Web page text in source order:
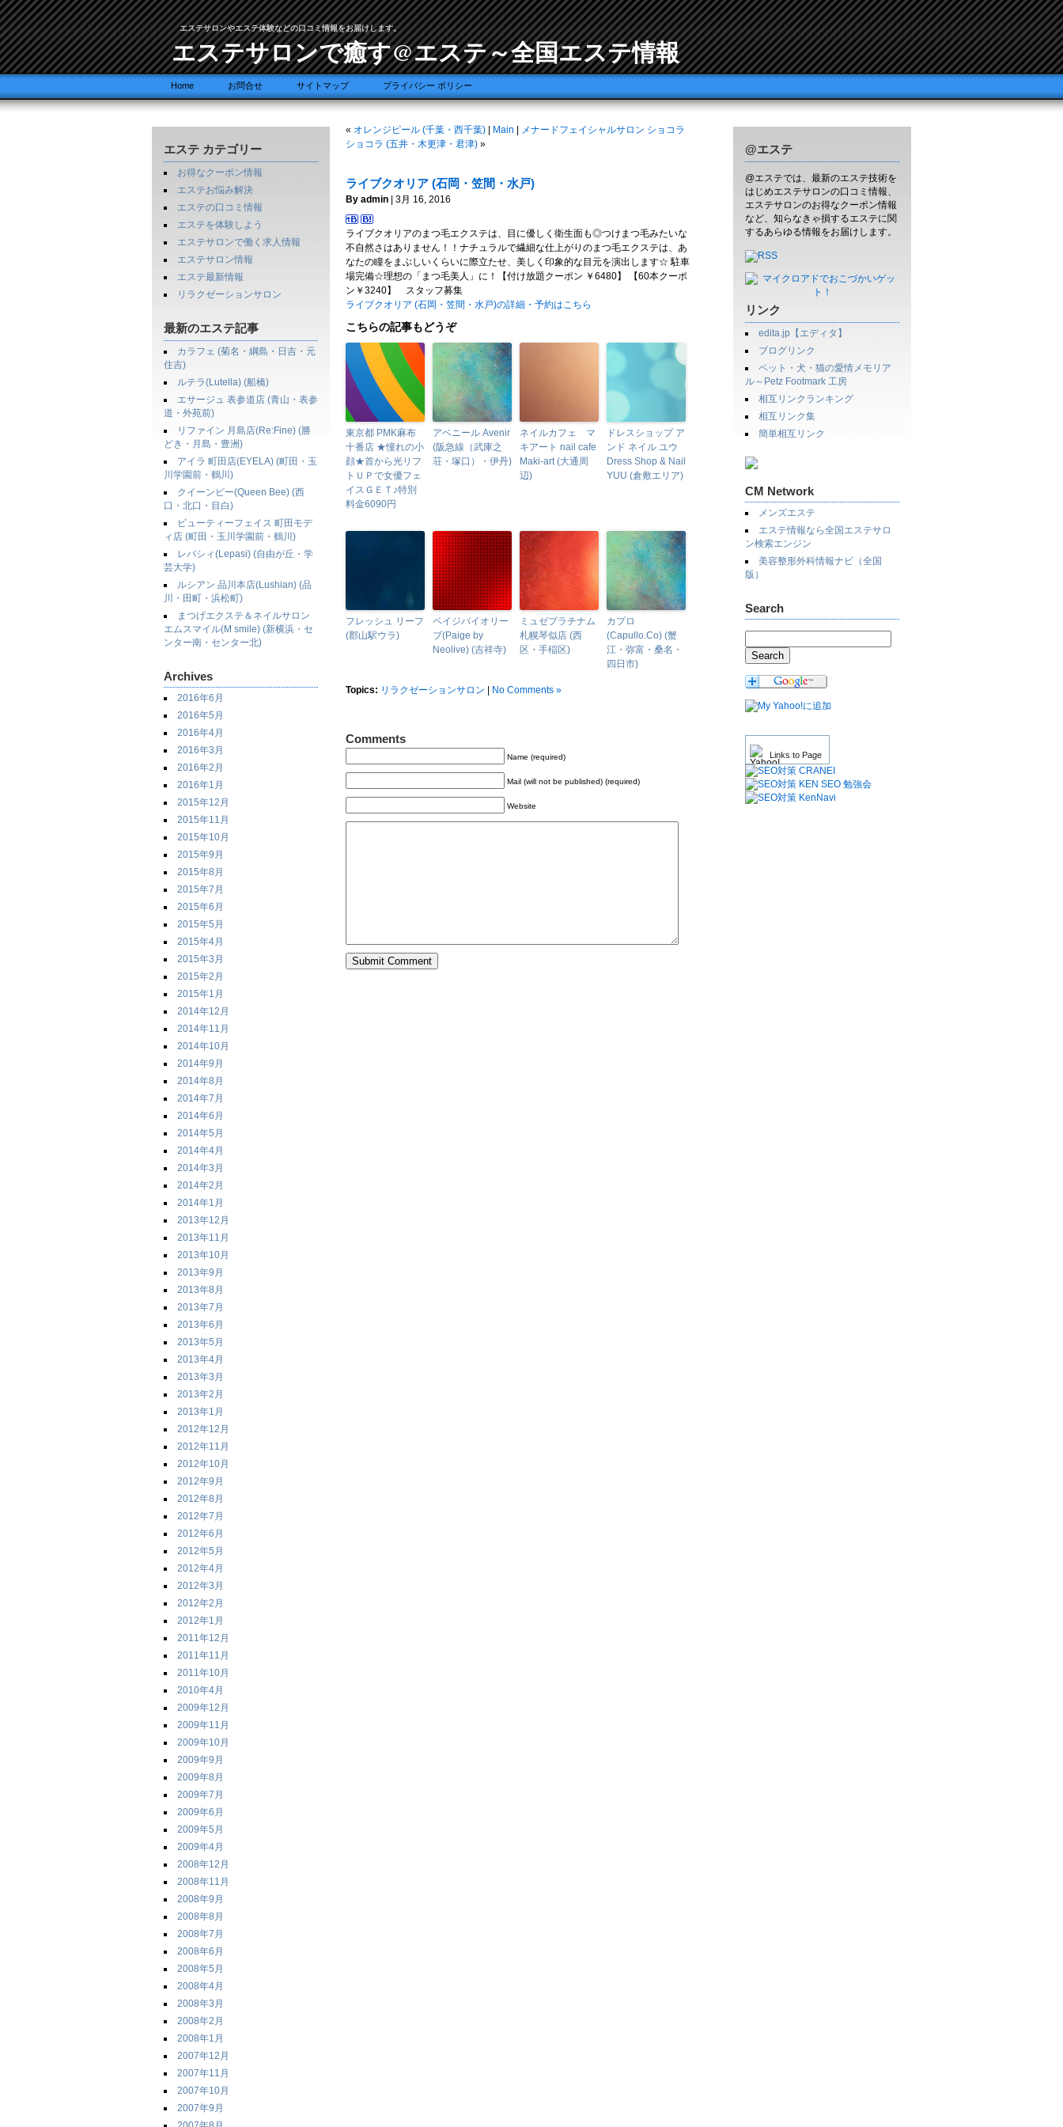
エステサロンやエステ体験などの口コミ情報をお届けします。
エステサロンで癒す@エステ～全国エステ情報
Home お問合せ サイトマップ プライバシー ポリシー
エステ カテゴリー
お得なクーポン情報
エステお悩み解決
エステの口コミ情報
エステを体験しよう
エステサロンで働く求人情報
エステサロン情報
エステ最新情報
リラクゼーションサロン
最新のエステ記事
カラフェ (菊名・綱島・日吉・元
住吉)
ルテラ(Lutella) (船橋)
エサージュ 表参道店 (青山・表参
道・外苑前)
リファイン 月島店(Re:Fine) (勝
どき・月島・豊洲)
アイラ 町田店(EYELA) (町田・玉
川学園前・鶴川)
クイーンビー(Queen Bee) (西
口・北口・目白)
ビューティーフェイス 町田モデ
ィ店 (町田・玉川学園前・鶴川)
レパシィ(Lepasi) (自由が丘・学
芸大学)
ルシアン 品川本店(Lushian) (品
川・田町・浜松町)
まつげエクステ＆ネイルサロン
エムスマイル(M smile) (新横浜・セ
ンター南・センター北)
Archives
2016年6月
2016年5月
2016年4月
2016年3月
2016年2月
2016年1月
2015年12月
2015年11月
2015年10月
2015年9月
2015年8月
2015年7月
2015年6月
2015年5月
2015年4月
2015年3月
2015年2月
2015年1月
2014年12月
2014年11月
2014年10月
2014年9月
2014年8月
2014年7月
2014年6月
2014年5月
2014年4月
2014年3月
2014年2月
2014年1月
2013年12月
2013年11月
2013年10月
2013年9月
2013年8月
2013年7月
2013年6月
2013年5月
2013年4月
2013年3月
2013年2月
2013年1月
2012年12月
2012年11月
2012年10月
2012年9月
2012年8月
2012年7月
2012年6月
2012年5月
2012年4月
2012年3月
2012年2月
2012年1月
2011年12月
2011年11月
2011年10月
2010年4月
2009年12月
2009年11月
2009年10月
2009年9月
2009年8月
2009年7月
2009年6月
2009年5月
2009年4月
2008年12月
2008年11月
2008年9月
2008年8月
2008年7月
2008年6月
2008年5月
2008年4月
2008年3月
2008年2月
2008年1月
2007年12月
2007年11月
2007年10月
2007年9月
@エステ
@エステでは、最新のエステ技術を
はじめエステサロンの口コミ情報、
エステサロンのお得なクーポン情報
など、知らなきゃ損するエステに関
するあらゆる情報をお届けします。
リンク
edita.jp【エディタ】
ブログリンク
ペット・犬・猫の愛情メモリア
ル～Petz Footmark 工房
相互リンクランキング
相互リンク集
簡単相互リンク
CM Network
メンズエステ
エステ情報なら全国エステサロ
ン検索エンジン
美容整形外科情報ナビ（全国
版）
Search
Links to Page
« オレンジピール (千葉・西千葉) Main
メナードフェイシャルサロン ショコラ
ショコラ (五井・木更津・君津) »
ライブクオリア (石岡・笠間・水戸)
By admin | 3月 16, 2016
ライブクオリアのまつ毛エクステは、目に優しく衛生面も◎つけまつ毛みたいな
不自然さはありません！！ナチュラルで繊細な仕上がりのまつ毛エクステは、あ
なたの瞳をまぶしいくらいに際立たせ、美しく印象的な目元を演出します☆ 駐車
場完備☆理想の「まつ毛美人」に！【付け放題クーポン ￥6480】 【60本クーポ
ン￥3240】 スタッフ募集
ライブクオリア (石岡・笠間・水戸)の詳細・予約はこちら
こちらの記事もどうぞ
東京都 PMK麻布
十番店 ★憧れの小
顔★首から光リフ
トＵＰで女優フェ
イスＧＥＴ♪特別
料金6090円
アベニール Avenir
(阪急線（武庫之
荘・塚口）・伊丹)
ネイルカフェ マ
キアート nail cafe
Maki-art (大通周
辺)
ドレスショップ ア
ンド ネイル ユウ
Dress Shop & Nail
YUU (倉敷エリア)
フレッシュ リーフ
(郡山駅ウラ)
ペイジバイオリー
ブ(Paige by
Neolive) (吉祥寺)
ミュゼプラチナム
札幌琴似店 (西
区・手稲区)
カプロ
(Capullo.Co) (蟹
江・弥富・桑名・
四日市)
Topics: リラクゼーションサロン No Comments »
Comments
Name (required)
Mail (will not be published) (required)
Website